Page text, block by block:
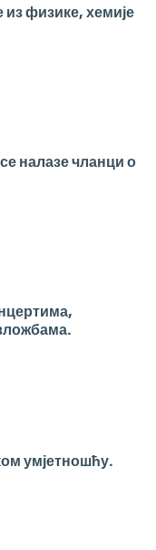
физике, хемије
налазе чланци о
умјетношћу.